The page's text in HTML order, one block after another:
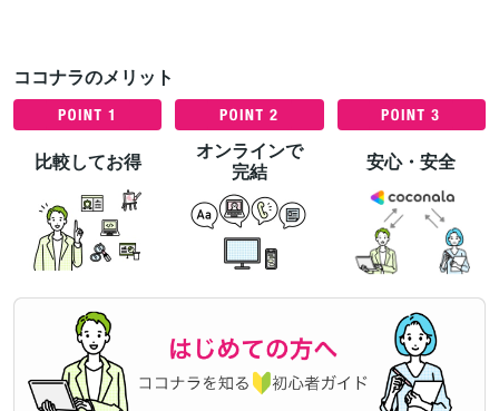
ココナラのメリット
比較してお得
オンラインで
完結
安心・安全